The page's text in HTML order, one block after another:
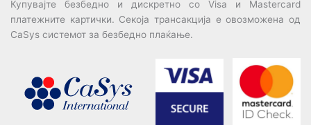
Купувајте безбедно и дискретно со Visa и Mastercard
платежните картички. Секоја трансакција е овозможена од
CaSys системот за безбедно плаќање.